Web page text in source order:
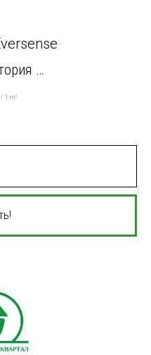
/ 1 m²